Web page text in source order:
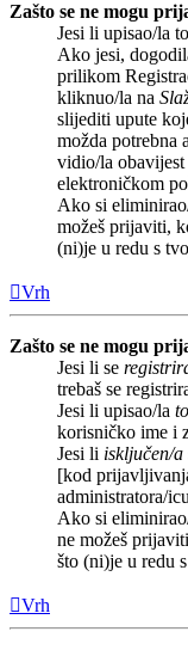
Zašto se ne mogu
Jesi li upisao/la
Ako jesi,
prilikom
kliknuo/la na
slijediti upute
možda potrebna
vidio/la
elektroničkom
Ako si
možeš prijaviti,
(ni)je u redu s
Vrh
Zašto se ne mogu
Jesi li se
trebaš se
Jesi li upisao/la
korisničko ime i
Jesi li isključen/a
[kod
administratora/
Ako si
ne možeš
što (ni)je u redu
Vrh